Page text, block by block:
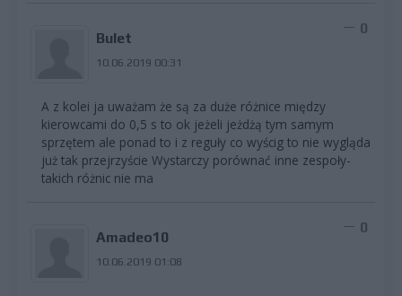
Bulet
10.06.2019 00:31
0
A z kolei ja uważam że są za duże różnice między
kierowcami do 0,5 s to ok jeżeli jeżdżą tym samym
sprzętem ale ponad to i z reguły co wyścig to nie wygląda
już tak przejrzyście Wystarczy porównać inne zespoły-
takich różnic nie ma
Amadeo10
10.06.2019 01:08
0